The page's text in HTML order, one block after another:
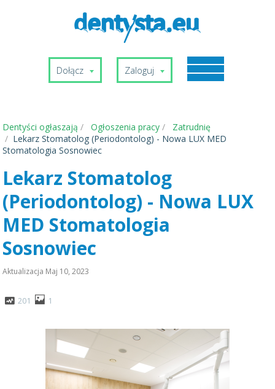
Dołącz Zaloguj
Dentyści ogłaszają Ogłoszenia pracy
Zatrudnię
Lekarz Stomatolog (Periodontolog) - Nowa LUX MED
Stomatologia Sosnowiec
Lekarz Stomatolog
(Periodontolog) - Nowa LUX
MED Stomatologia
Sosnowiec
Aktualizacja Maj 10, 2023
201 1